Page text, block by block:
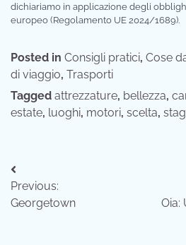
dichiariamo in applicazione degli
europeo (Regolamento UE 2024/1689).
Posted in Consigli pratici, Cose
di viaggio, Trasporti
Tagged attrezzature, bellezza,
estate, luoghi, motori, scelta,
Navigazione
articoli
Previous:
Georgetown
Oia: